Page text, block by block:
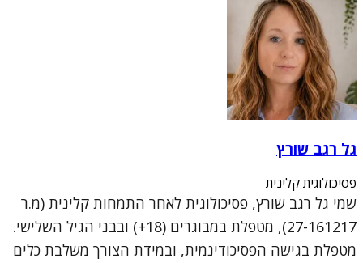
גל רגב שורץ
פסיכולוגית קלינית
שמי גל רגב שורץ, פסיכולוגית לאחר התמחות קלינית (מ.ר
27-161217), מטפלת במבוגרים (18+) ובבני הגיל השלישי.
מטפלת בגישה הפסיכודינמית, ובמידת הצורך משלבת כלים